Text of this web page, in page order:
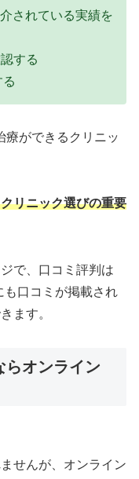
されている実績を
する
療ができるクリニッ
リニック選びの重要
で、口コミ評判は
口コミが掲載され
ます。
らオンライン
せんが、オンライン